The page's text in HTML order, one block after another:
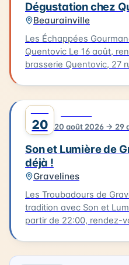
Dégustation chez
Beaurainville
Les Échappées
Quentovic Le 16 août, rendez-vous à 14h à la
brasserie Quentovic, 27
plongez dans l'univers
par les bières de caractère. Après
dégustation, arpentez
lieux apaisants. Le
20 20 août 2026 → 29
Son et Lumière de
déjà !
Gravelines
Les Troubadours de
tradition avec Son et Lumière ! Le 20
partir de 22:00, rendez-
quatre décennies de